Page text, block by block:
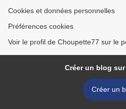
Cookies et données personnelles
Préférences cookies
Voir le profil de Choupette77 sur le
Créer un blog
Créer un